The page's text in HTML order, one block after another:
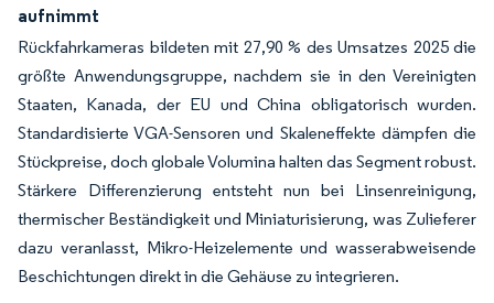
aufnimmt
Rückfahrkameras bildeten mit 27,90 % des Umsatzes 2025 die
größte Anwendungsgruppe, nachdem sie in den Vereinigten
Staaten, Kanada, der EU und China obligatorisch wurden.
Standardisierte VGA-Sensoren und Skaleneffekte dämpfen die
Stückpreise, doch globale Volumina halten das Segment robust.
Stärkere Differenzierung entsteht nun bei Linsenreinigung,
thermischer Beständigkeit und Miniaturisierung, was Zulieferer
dazu veranlasst, Mikro-Heizelemente und wasserabweisende
Beschichtungen direkt in die Gehäuse zu integrieren.